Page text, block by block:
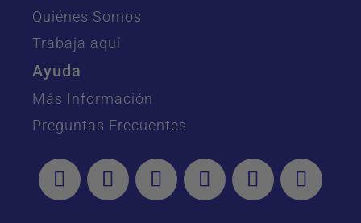
Quiénes Somos
Trabaja aquí
Ayuda
Más Información
Preguntas Frecuentes